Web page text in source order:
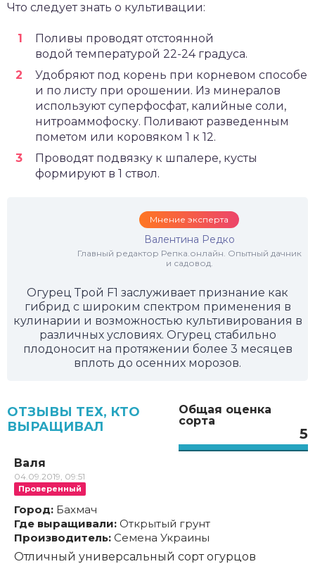
Что следует знать о культивации:
Поливы проводят отстоянной
водой температурой 22-24 градуса.
Удобряют под корень при корневом способе
и по листу при орошении. Из минералов
используют суперфосфат, калийные соли,
нитроаммофоску. Поливают разведенным
пометом или коровяком 1 к 12.
Проводят подвязку к шпалере, кусты
формируют в 1 ствол.
Мнение эксперта
Валентина Редко
Главный редактор Репка.онлайн. Опытный дачник
и садовод.
Огурец Трой F1 заслуживает признание как
гибрид с широким спектром применения в
кулинарии и возможностью культивирования в
различных условиях. Огурец стабильно
плодоносит на протяжении более 3 месяцев
вплоть до осенних морозов.
Общая оценка
сорта
5
ОТЗЫВЫ ТЕХ, КТО
ВЫРАЩИВАЛ
Валя
04.09.2019, 09:51
Проверенный
Город: Бахмач
Где выращивали: Открытый грунт
Производитель: Семена Украины
Отличный универсальный сорт огурцов